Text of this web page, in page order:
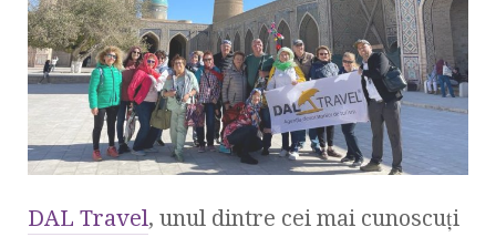
DAL Travel, unul dintre cei mai cunoscuți